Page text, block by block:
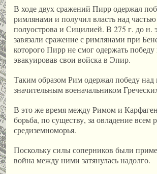
В ходе двух сражений Пирр одержал
римлянами и получил власть над
полуострова и Сицилией. В 275 г. до н.
завязали сражение с римлянами при
которого Пирр не смог одержать победу
эвакуировав свои войска в Эпир.
Таким образом Рим одержал победу над
значительным военачальником
В это же время между Римом и
борьба, по существу, за овладение всем
средиземноморья.
Поскольку силы соперников были
война между ними затянулась надолго.